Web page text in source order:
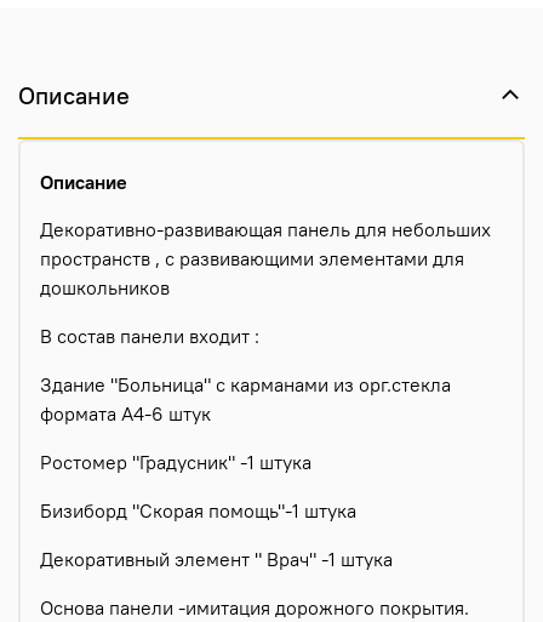
Описание
Описание
Декоративно-развивающая панель для небольших
пространств , с развивающими элементами для
дошкольников
В состав панели входит :
Здание "Больница" с карманами из орг.стекла
формата А4-6 штук
Ростомер "Градусник" -1 штука
Бизиборд "Скорая помощь"-1 штука
Декоративный элемент " Врач" -1 штука
Основа панели -имитация дорожного покрытия.